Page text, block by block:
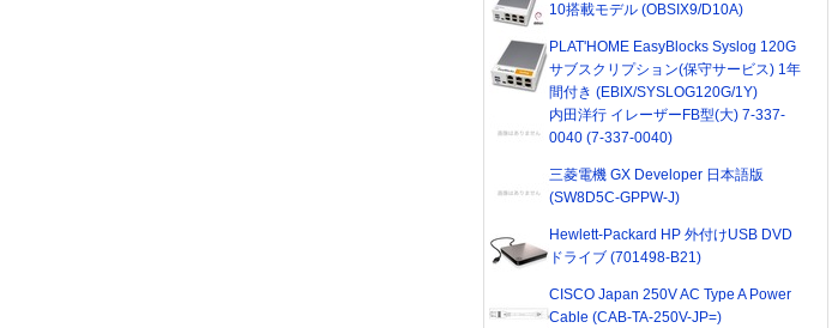
10搭載モデル (OBSIX9/D10A)
PLAT'HOME EasyBlocks Syslog 120G
サブスクリプション(保守サービス) 1年
間付き (EBIX/SYSLOG120G/1Y)
内田洋行 イレーザーFB型(大) 7-337-
0040 (7-337-0040)
三菱電機 GX Developer 日本語版
(SW8D5C-GPPW-J)
Hewlett-Packard HP 外付けUSB DVD
ドライブ (701498-B21)
CISCO Japan 250V AC Type A Power
Cable (CAB-TA-250V-JP=)